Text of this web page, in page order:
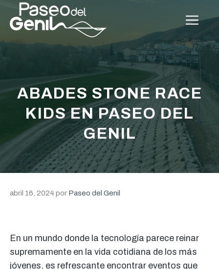
Saltar
ABADES STONE RACE
KIDS EN PASEO DEL
GENIL
abril 16, 2024 por Paseo del Genil
En un mundo donde la tecnología parece reinar
supremamente en la vida cotidiana de los más
jóvenes, es refrescante encontrar eventos que